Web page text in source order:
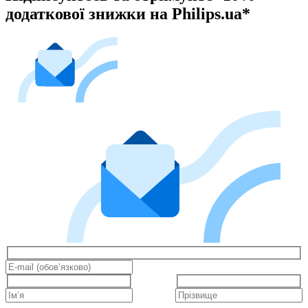
додаткової знижки на Philips.ua*